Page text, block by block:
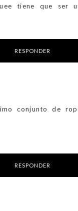
tiene que ser
RESPONDER
conjunto de
RESPONDER